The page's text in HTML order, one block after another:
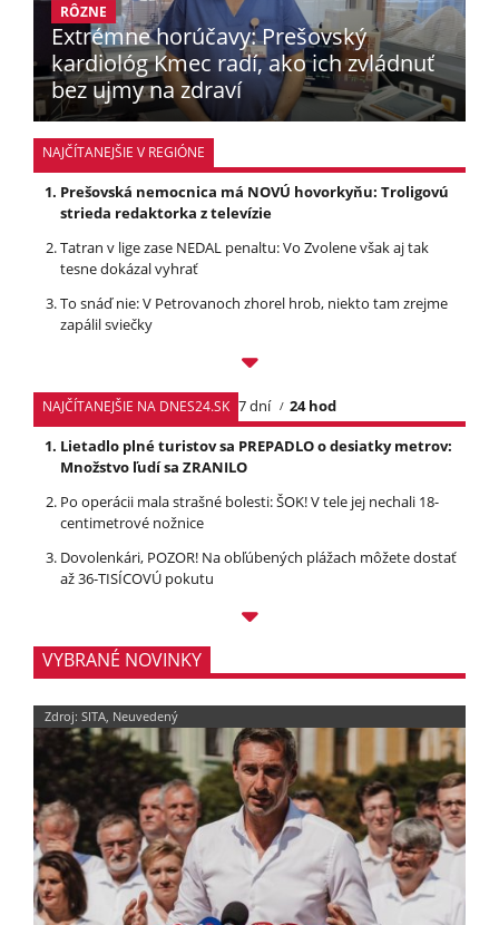
RÔZNE
Extrémne horúčavy: Prešovský
kardiológ Kmec radí, ako ich zvládnuť
bez ujmy na zdraví
NAJČÍTANEJŠIE V REGIÓNE
Prešovská nemocnica má NOVÚ hovorkyňu: Troligovú
strieda redaktorka z televízie
Tatran v lige zase NEDAL penaltu: Vo Zvolene však aj tak
tesne dokázal vyhrať
To snáď nie: V Petrovanoch zhorel hrob, niekto tam zrejme
zapálil sviečky
NAJČÍTANEJŠIE NA DNES24.SK 7 dní
24 hod
Lietadlo plné turistov sa PREPADLO o desiatky metrov:
Množstvo ľudí sa ZRANILO
Po operácii mala strašné bolesti: ŠOK! V tele jej nechali 18-
centimetrové nožnice
Dovolenkári, POZOR! Na obľúbených plážach môžete dostať
až 36-TISÍCOVÚ pokutu
VYBRANÉ NOVINKY
Zdroj: SITA, Neuvedený